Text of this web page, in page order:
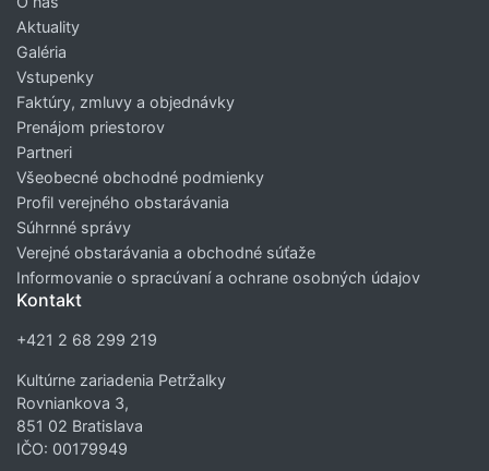
Aktuality
Galéria
Vstupenky
Faktúry, zmluvy a objednávky
Prenájom priestorov
Partneri
Všeobecné obchodné podmienky
Profil verejného obstarávania
Súhrnné správy
Verejné obstarávania a obchodné súťaže
Informovanie o spracúvaní a ochrane osobných údajov
Kontakt
+421 2 68 299 219
Kultúrne zariadenia Petržalky
Rovniankova 3,
851 02 Bratislava
IČO: 00179949